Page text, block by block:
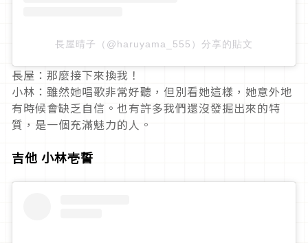
長屋晴子（@haruyama_555）分享的貼文
長屋：那麼接下來換我！
小林：雖然她唱歌非常好聽，但別看她這樣，她意外地
有時候會缺乏自信。也有許多我們還沒發掘出來的特
質，是一個充滿魅力的人。
吉他 小林壱誓